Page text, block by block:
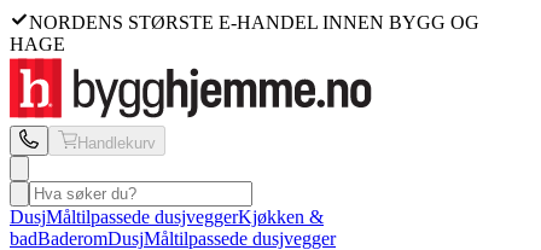
NORDENS STØRSTE E-HANDEL INNEN BYGG OG
HAGE
Handlekurv
DusjMåltilpassede dusjveggerKjøkken &
badBaderomDusjMåltilpassede dusjvegger